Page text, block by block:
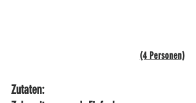
(4 Personen)
Zutaten: